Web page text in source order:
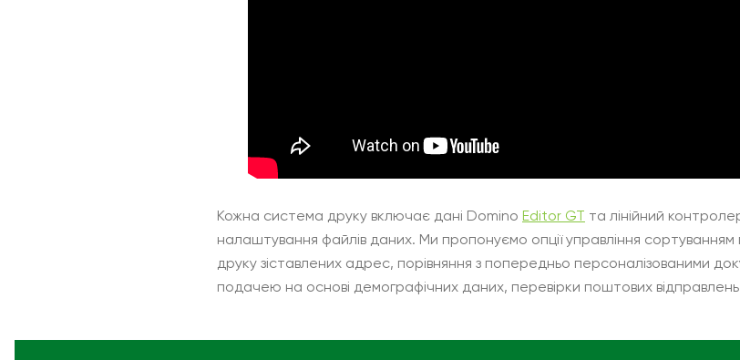
Кожна система друку включає дані Domino Editor GT та лінійний
налаштування файлів даних. Ми пропонуємо опції управління
друку зіставлених адрес, порівняння з попередньо персоналізованими
подачею на основі демографічних даних, перевірки поштових